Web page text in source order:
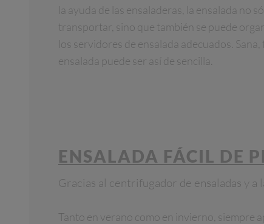
la ayuda de las ensaladeras, la ensalada no
transportar, sino que también se puede
los servidores de ensalada adecuados.
ensalada puede ser así de sencilla.
ENSALADA FÁCIL DE
Gracias al centrifugador de ensaladas y a
Tanto en verano como en invierno, siempre